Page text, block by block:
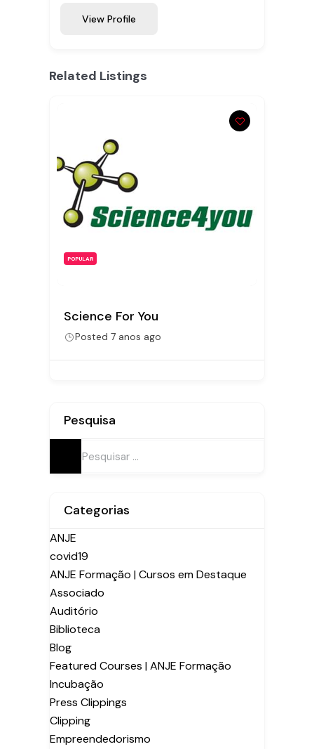
View Profile
Related Listings
Sotaque
Posted 7 anos ago
Pesquisa
Categorias
ANJE
covid19
ANJE Formação | Cursos em Destaque
Associado
Auditório
Biblioteca
Blog
Featured Courses | ANJE Formação
Incubação
Press Clippings
Clipping
Empreendedorismo